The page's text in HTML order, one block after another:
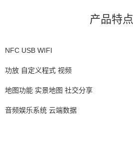
产品特点
NFC USB WIFI
功放 自定义程式 视频
地图功能 实景地图 社交分享
音频娱乐系统 云端数据